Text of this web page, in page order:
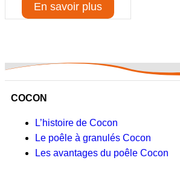
En savoir plus
COCON
L’histoire de Cocon
Le poêle à granulés Cocon
Les avantages du poêle Cocon